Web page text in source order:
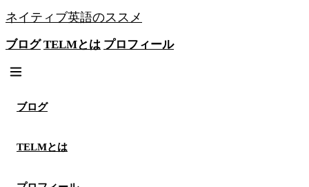
ネイティブ英語のススメ
ブログ TELMとは プロフィール
ブログ
TELMとは